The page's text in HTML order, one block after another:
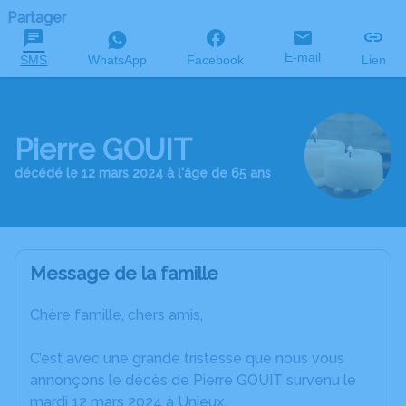
Partager
SMS WhatsApp Facebook E-mail Lien
Pierre GOUIT
décédé le 12 mars 2024 à l'âge de 65 ans
Message de la famille
Chère famille, chers amis,
C’est avec une grande tristesse que nous vous
annonçons le décès de Pierre GOUIT survenu le
mardi 12 mars 2024 à Unieux.